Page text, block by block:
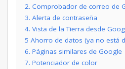
2. Comprobador de correo de
3. Alerta de contraseña
4. Vista de la Tierra desde
5 Ahorro de datos (ya no está
6. Páginas similares de Google
7. Potenciador de color